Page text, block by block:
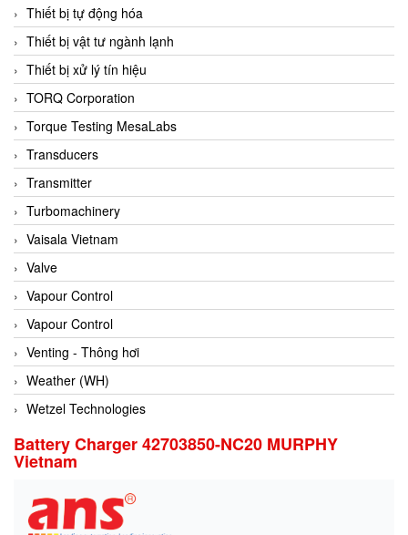
Coltraco
Comat Releco
Comax
COMETECH VietNam
COMFILE Technology
Conch
Conductix/ WAMPFLER
Contrec
Contrinex
Control Solution Minesota
Copeland
Cortem
Cosa Xentaur
Cosil
Coulton
Crowcon
Crutec Dust Zero Vietnam
Crydom
Thiết bị tự động hóa
Thiết bị vật tư ngành lạnh
Thiết bị xử lý tín hiệu
TORQ Corporation
Torque Testing MesaLabs
Transducers
Transmitter
Turbomachinery
Vaisala Vietnam
Valve
Vapour Control
Vapour Control
Venting - Thông hơi
Weather (WH)
Wetzel Technologies
Battery Charger 42703850-NC20 MURPHY
Vietnam